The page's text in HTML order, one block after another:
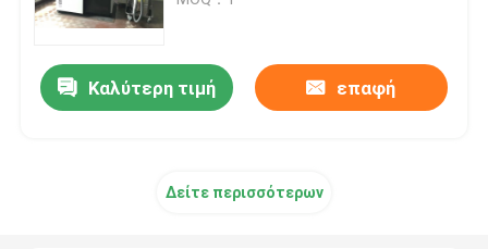
Τρισδιάστατος εκτυπωτής LCD
Καλύτερη τιμή επαφή
Δείτε περισσότερων